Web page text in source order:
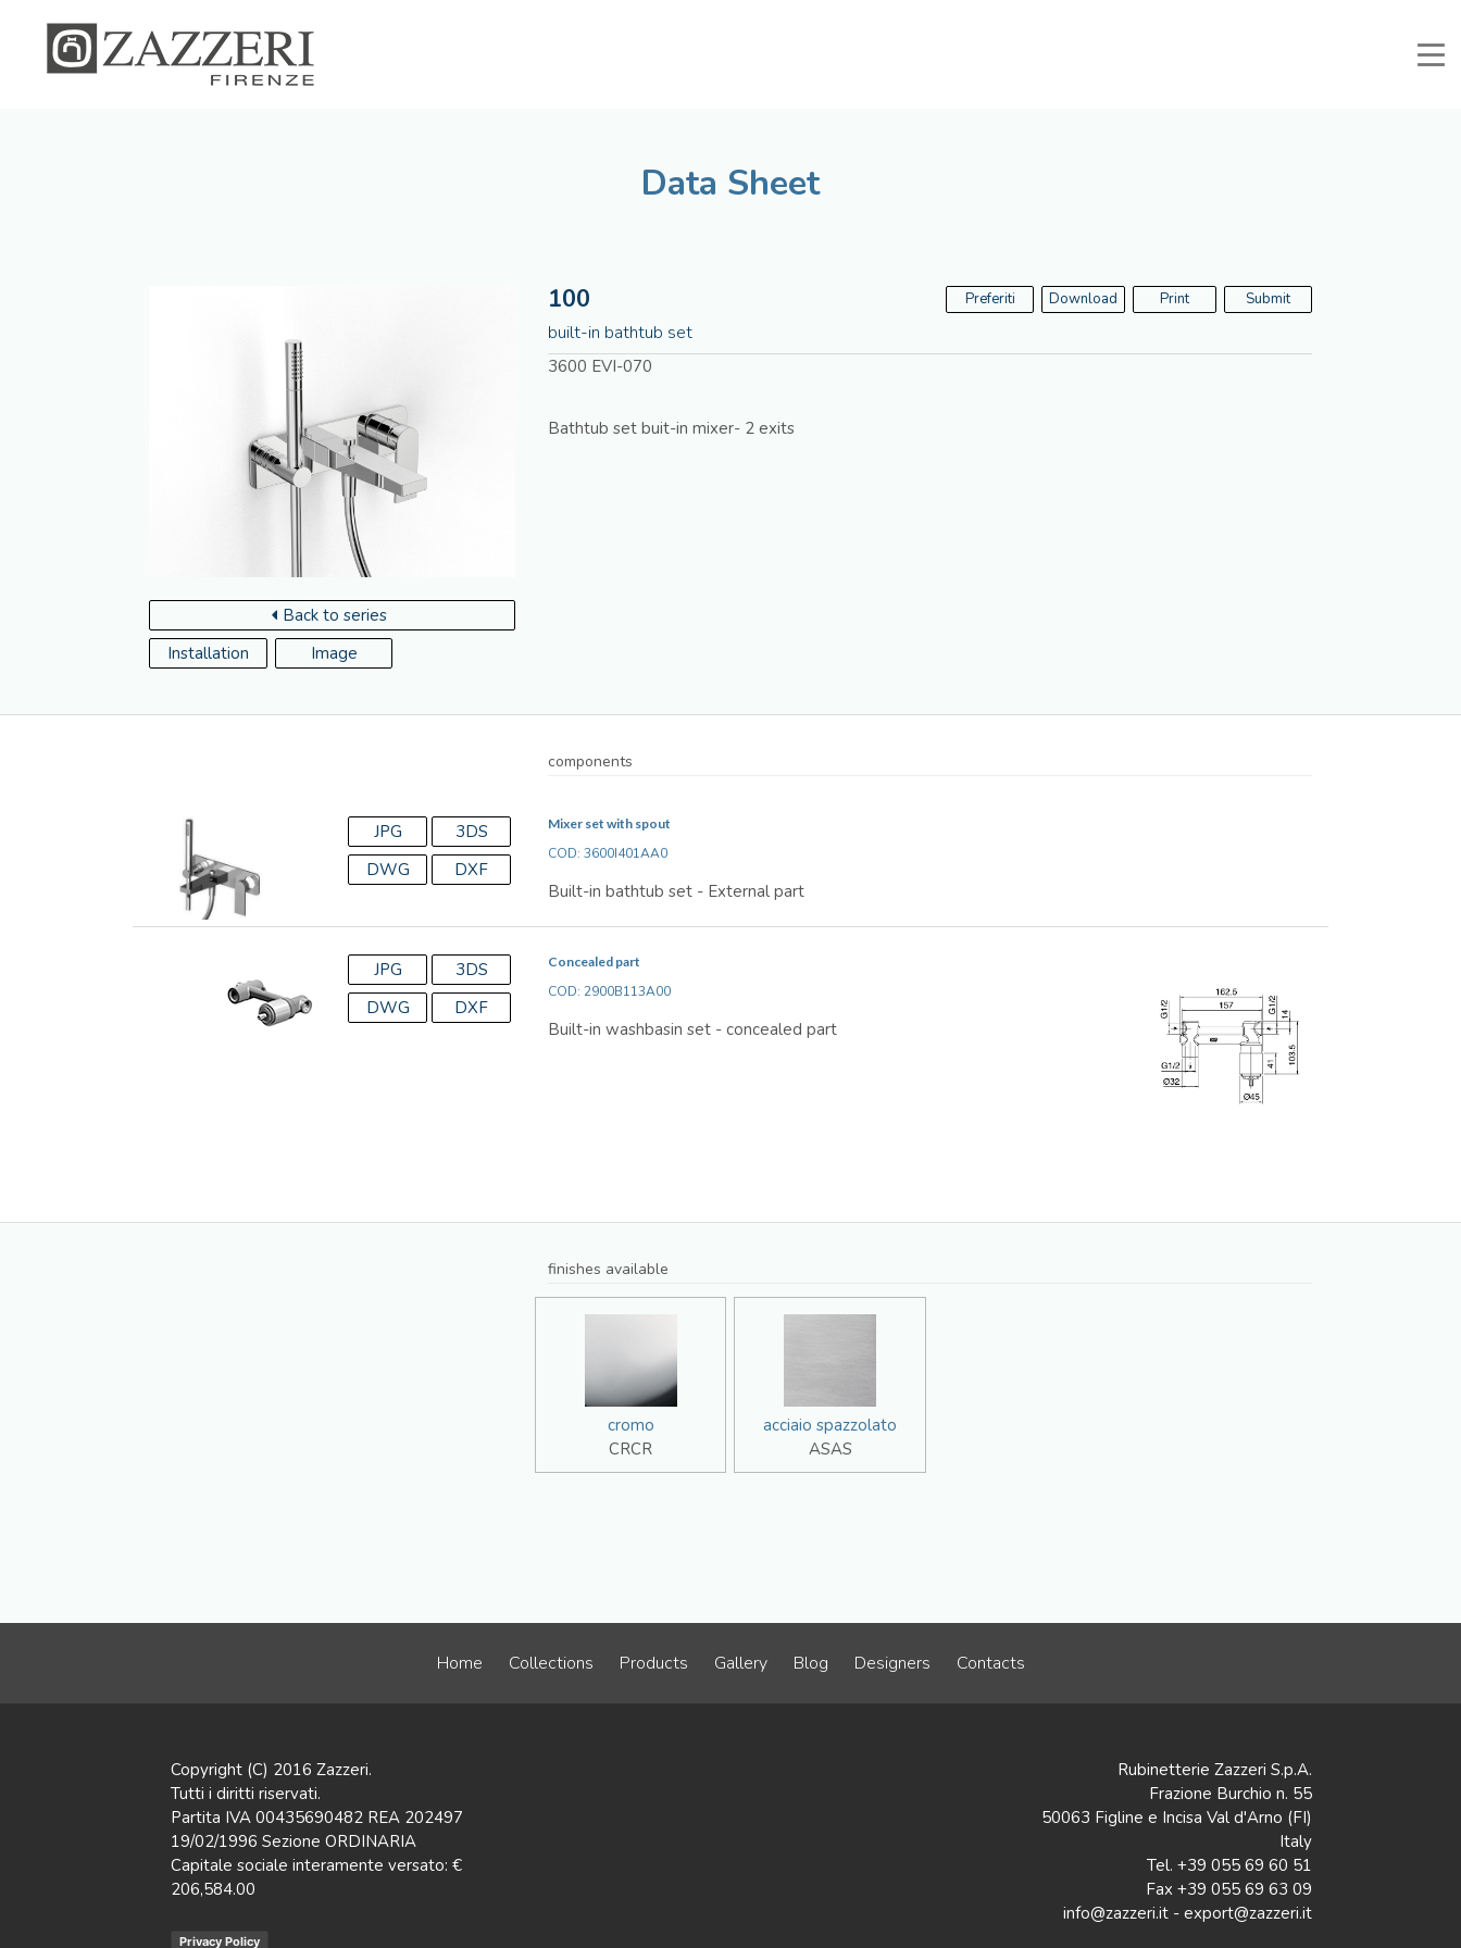
Data Sheet
Back to series
Installation
Image
100 Preferiti Download Print Submit
built-in bathtub set
3600 EVI-070
Bathtub set buit-in mixer- 2 exits
components
JPG
3DS
DWG
DXF
Mixer set with spout
COD: 3600I401AA0
Built-in bathtub set - External part
JPG
3DS
DWG
DXF
Concealed part
COD: 2900B113A00
Built-in washbasin set - concealed part
finishes available
cromo
CRCR
acciaio spazzolato
ASAS
Home Collections Products Gallery Blog Designers Contacts
Copyright (C) 2016 Zazzeri.
Tutti i diritti riservati.
Partita IVA 00435690482 REA 202497
19/02/1996 Sezione ORDINARIA
Capitale sociale interamente versato: €
206,584.00
Privacy Policy
Rubinetterie Zazzeri S.p.A.
Frazione Burchio n. 55
50063 Figline e Incisa Val d'Arno (FI)
Italy
Tel. +39 055 69 60 51
Fax +39 055 69 63 09
info@zazzeri.it - export@zazzeri.it